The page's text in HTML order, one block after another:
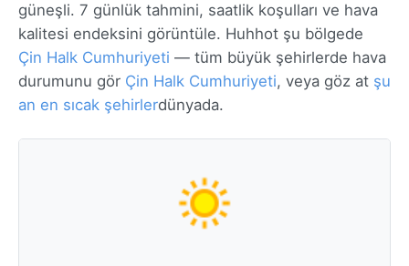
güneşli. 7 günlük tahmini, saatlik koşulları ve hava
kalitesi endeksini görüntüle. Huhhot şu bölgede
Çin Halk Cumhuriyeti — tüm büyük şehirlerde hava
durumunu gör Çin Halk Cumhuriyeti, veya göz at şu
an en sıcak şehirlerdünyada.